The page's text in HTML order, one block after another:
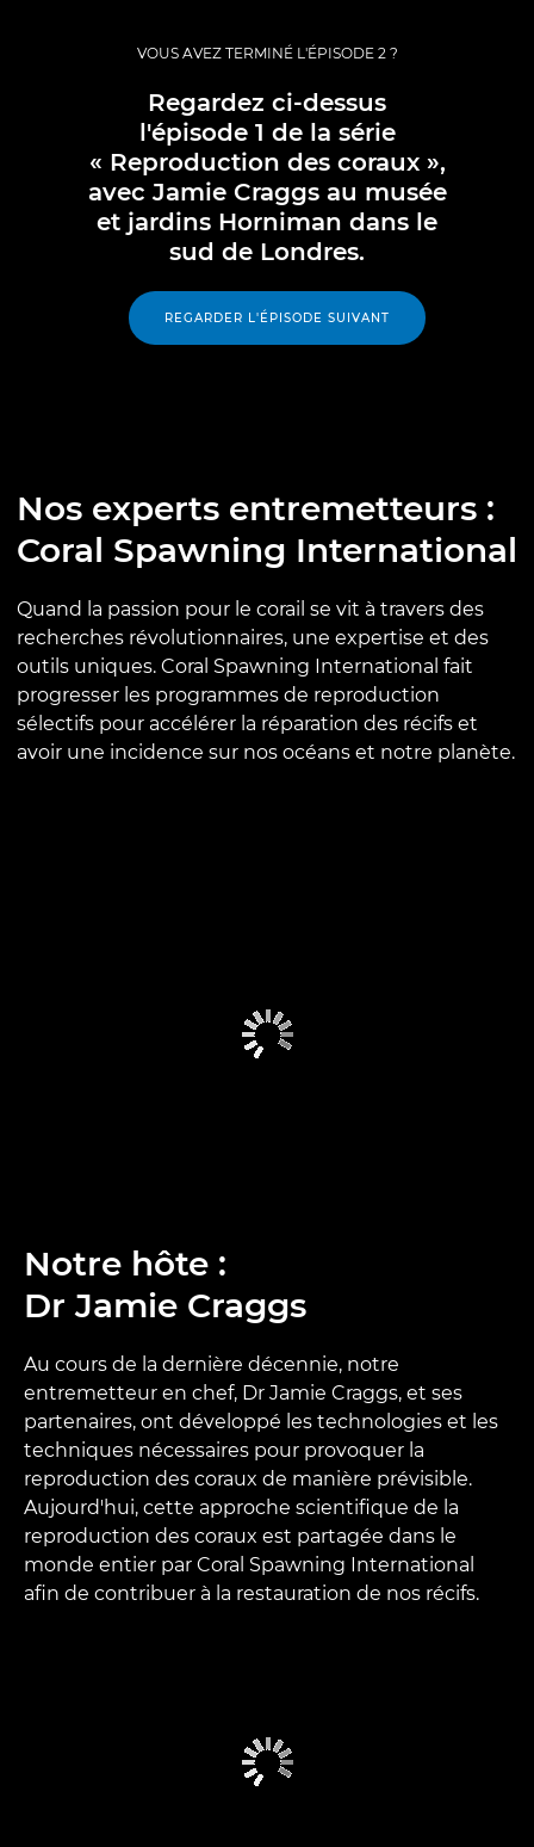
VOUS AVEZ TERMINÉ L'ÉPISODE 2 ?
Regardez ci-dessus
l'épisode 1 de la série
« Reproduction des coraux »,
avec Jamie Craggs au musée
et jardins Horniman dans le
sud de Londres.
REGARDER L'ÉPISODE SUIVANT
Nos experts entremetteurs :
Coral Spawning International
Quand la passion pour le corail se vit à travers des
recherches révolutionnaires, une expertise et des
outils uniques. Coral Spawning International fait
progresser les programmes de reproduction
sélectifs pour accélérer la réparation des récifs et
avoir une incidence sur nos océans et notre planète.
Notre hôte :
Dr Jamie Craggs
Au cours de la dernière décennie, notre
entremetteur en chef, Dr Jamie Craggs, et ses
partenaires, ont développé les technologies et les
techniques nécessaires pour provoquer la
reproduction des coraux de manière prévisible.
Aujourd'hui, cette approche scientifique de la
reproduction des coraux est partagée dans le
monde entier par Coral Spawning International
afin de contribuer à la restauration de nos récifs.